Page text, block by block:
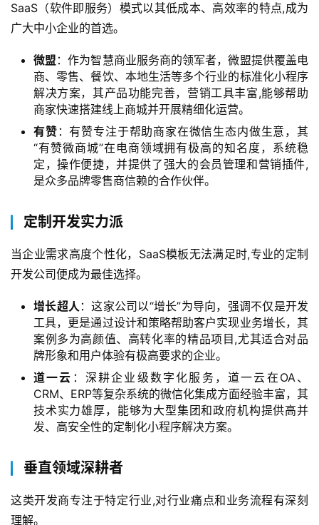
SaaS（软件即服务）模式以其低成本、高效率的特点,成为
广大中小企业的首选。
微盟 ：作为智慧商业服务商的领军者，微盟提供覆盖电
商、零售、餐饮、本地生活等多个行业的标准化小程序
解决方案，其产品功能完善，营销工具丰富,能够帮助
商家快速搭建线上商城并开展精细化运营。
有赞 ：有赞专注于帮助商家在微信生态内做生意，其
“有赞微商城”在电商领域拥有极高的知名度，系统稳
定，操作便捷，并提供了强大的会员管理和营销插件,
是众多品牌零售商信赖的合作伙伴。
定制开发实力派
当企业需求高度个性化，SaaS模板无法满足时,专业的定制
开发公司便成为最佳选择。
增长超人 ：这家公司以“增长”为导向，强调不仅是开发
工具，更是通过设计和策略帮助客户实现业务增长，其
案例多为高颜值、高转化率的精品项目,尤其适合对品
牌形象和用户体验有极高要求的企业。
道一云 ：深耕企业级数字化服务，道一云在OA、
CRM、ERP等复杂系统的微信化集成方面经验丰富，其
技术实力雄厚，能够为大型集团和政府机构提供高并
发、高安全性的定制化小程序解决方案。
垂直领域深耕者
这类开发商专注于特定行业,对行业痛点和业务流程有深刻
理解。